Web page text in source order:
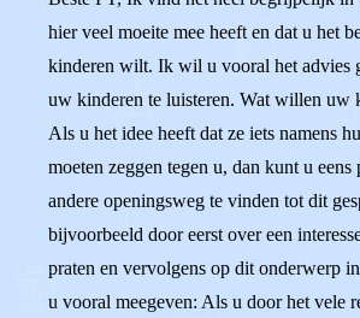
hier veel moeite mee heeft en dat u het
kinderen wilt. Ik wil u vooral het advies
uw kinderen te luisteren. Wat willen uw
Als u het idee heeft dat ze iets namens
moeten zeggen tegen u, dan kunt u eens
andere openingsweg te vinden tot dit
bijvoorbeeld door eerst over een
praten en vervolgens op dit onderwerp
u vooral meegeven: Als u door het vele